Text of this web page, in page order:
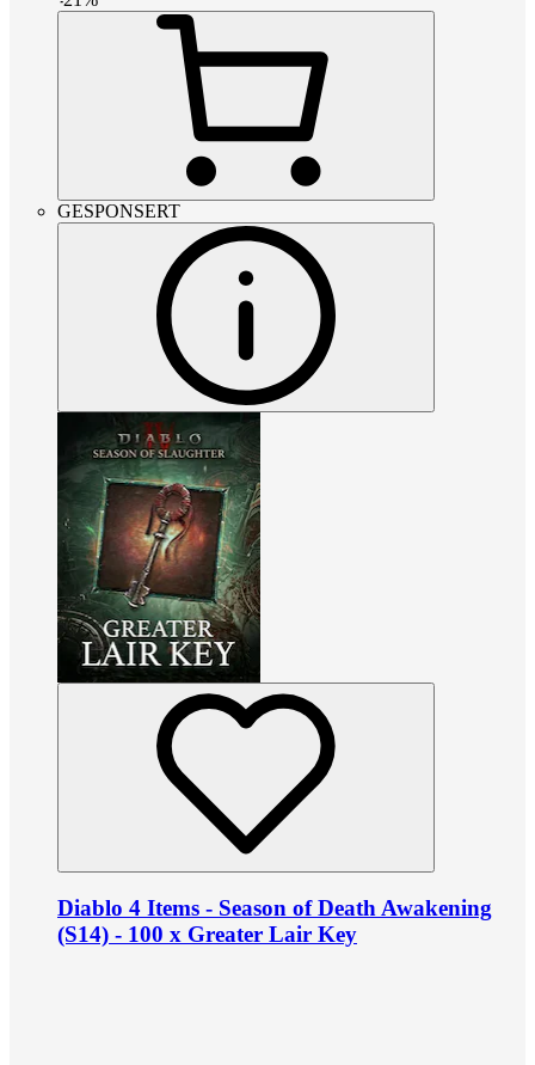
GESPONSERT
Diablo 4 Items - Season of Death Awakening
(S14) - 100 x Greater Lair Key